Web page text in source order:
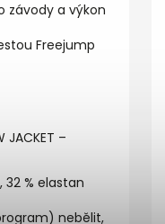
závody a výkon
Freejump
JACKET –
% elastan
nebělit,